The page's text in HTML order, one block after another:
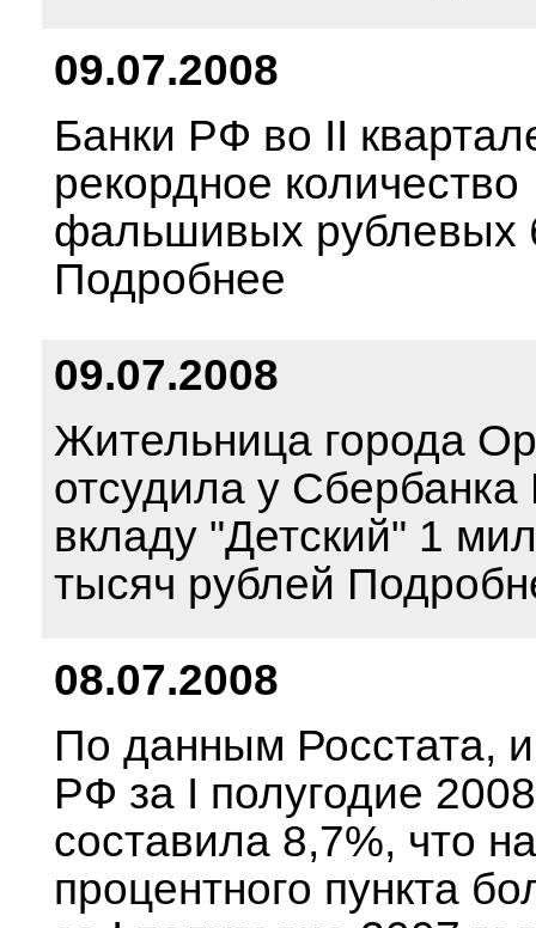
09.07.2008
Банки РФ во II
рекордное количество
фальшивых рублевых
Подробнее
09.07.2008
Жительница города
отсудила у
вкладу "Детский" 1
тысяч рублей
08.07.2008
По данным Росстата,
РФ за I полугодие
составила 8,7%, что
процентного пункта